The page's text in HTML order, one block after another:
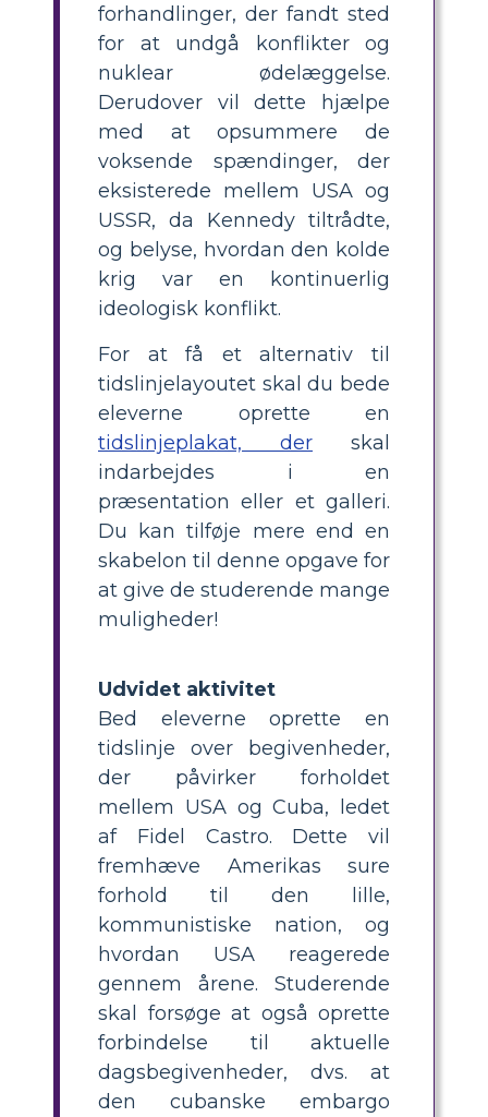
forhandlinger, der fandt sted
for at undgå konflikter og
nuklear ødelæggelse.
Derudover vil dette hjælpe
med at opsummere de
voksende spændinger, der
eksisterede mellem USA og
USSR, da Kennedy tiltrådte,
og belyse, hvordan den kolde
krig var en kontinuerlig
ideologisk konflikt.
For at få et alternativ til
tidslinjelayoutet skal du bede
eleverne oprette en
tidslinjeplakat, der skal
indarbejdes i en
præsentation eller et galleri.
Du kan tilføje mere end en
skabelon til denne opgave for
at give de studerende mange
muligheder!
Udvidet aktivitet
Bed eleverne oprette en
tidslinje over begivenheder,
der påvirker forholdet
mellem USA og Cuba, ledet
af Fidel Castro. Dette vil
fremhæve Amerikas sure
forhold til den lille,
kommunistiske nation, og
hvordan USA reagerede
gennem årene. Studerende
skal forsøge at også oprette
forbindelse til aktuelle
dagsbegivenheder, dvs. at
den cubanske embargo